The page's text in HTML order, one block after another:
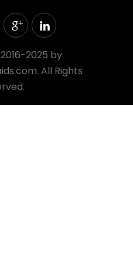
2025 by
All Rights